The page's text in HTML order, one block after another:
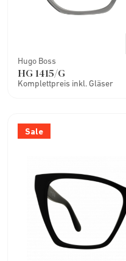
Hugo Boss
HG 1415/G
Komplettpreis inkl. Gläser
Sale